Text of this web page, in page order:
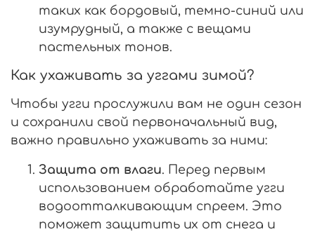
таких как бордовый, темно-синий или
изумрудный, а также с вещами
пастельных тонов.
Как ухаживать за уггами зимой?
Чтобы угги прослужили вам не один сезон
и сохранили свой первоначальный вид,
важно правильно ухаживать за ними:
Защита от влаги. Перед первым
использованием обработайте угги
водоотталкивающим спреем. Это
поможет защитить их от снега и